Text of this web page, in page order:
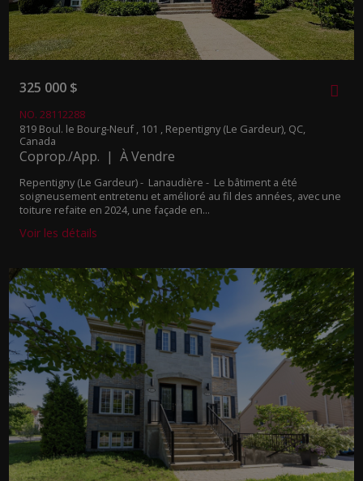
325 000 $
NO. 28112288
819 Boul. le Bourg-Neuf , 101 , Repentigny (Le Gardeur), QC,
Canada
Coprop./App. | À Vendre
Repentigny (Le Gardeur) - Lanaudière - Le bâtiment a été
soigneusement entretenu et amélioré au fil des années, avec une
toiture refaite en 2024, une façade en...
Voir les détails